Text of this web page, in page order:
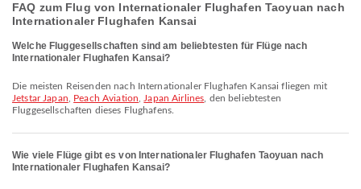
FAQ zum Flug von Internationaler Flughafen Taoyuan nach
Internationaler Flughafen Kansai
Welche Fluggesellschaften sind am beliebtesten für Flüge nach
Internationaler Flughafen Kansai?
Die meisten Reisenden nach Internationaler Flughafen Kansai fliegen mit
Jetstar Japan
Peach Aviation Japan Airlines , den beliebtesten
Fluggesellschaften dieses Flughafens.
Wie viele Flüge gibt es von Internationaler Flughafen Taoyuan nach
Internationaler Flughafen Kansai?